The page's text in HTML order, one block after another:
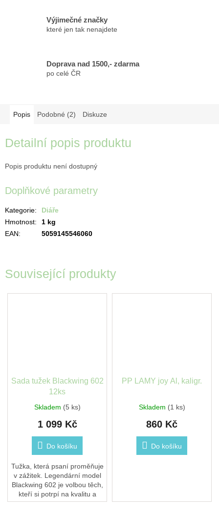
Výjimečné značky
které jen tak nenajdete
Doprava nad 1500,- zdarma
po celé ČR
Související produkty
Sada tužek Blackwing 602
12ks
Skladem (5 ks)
1 099 Kč
Do košíku
Tužka, která psaní proměňuje
v zážitek. Legendární model
Blackwing 602 je volbou těch,
kteří si potrpí na kvalitu a
smysluplné detaily. S
PP LAMY joy Al, kaligr.
Skladem (1 ks)
860 Kč
Do košíku
Popis Podobné (2) Diskuze
Detailní popis produktu
Popis produktu není dostupný
Doplňkové parametry
Kategorie:
Diáře
Hmotnost:
1 kg
EAN: 5059145546060